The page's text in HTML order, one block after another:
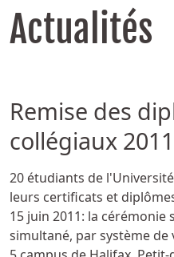
Actualités
Remise des
collégiaux 2011
Détails
20 étudiants de
leurs certificats et
15 juin 2011: la cérémonie
simultané, par système de